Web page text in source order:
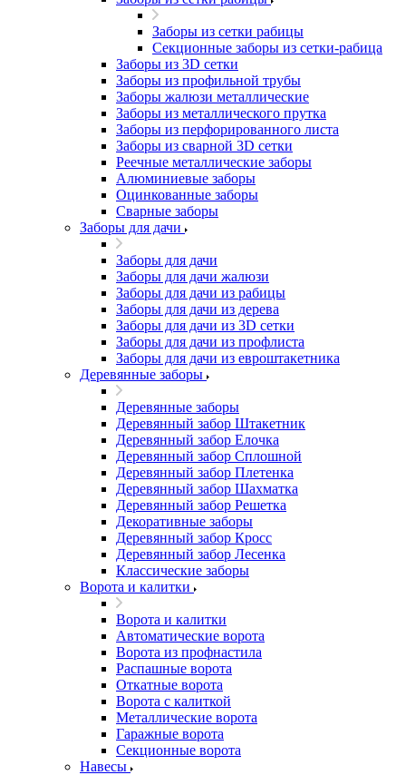
Заборы из сетки рабицы
Секционные заборы из сетки-рабица
Заборы из 3D сетки
Заборы из профильной трубы
Заборы жалюзи металлические
Заборы из металлического прутка
Заборы из перфорированного листа
Заборы из сварной 3D сетки
Реечные металлические заборы
Алюминиевые заборы
Оцинкованные заборы
Сварные заборы
Заборы для дачи
Заборы для дачи
Заборы для дачи жалюзи
Заборы для дачи из рабицы
Заборы для дачи из дерева
Заборы для дачи из 3D сетки
Заборы для дачи из профлиста
Заборы для дачи из евроштакетника
Деревянные заборы
Деревянные заборы
Деревянный забор Штакетник
Деревянный забор Елочка
Деревянный забор Сплошной
Деревянный забор Плетенка
Деревянный забор Шахматка
Деревянный забор Решетка
Декоративные заборы
Деревянный забор Кросс
Деревянный забор Лесенка
Классические заборы
Ворота и калитки
Ворота и калитки
Автоматические ворота
Ворота из профнастила
Распашные ворота
Откатные ворота
Ворота с калиткой
Металлические ворота
Гаражные ворота
Секционные ворота
Навесы